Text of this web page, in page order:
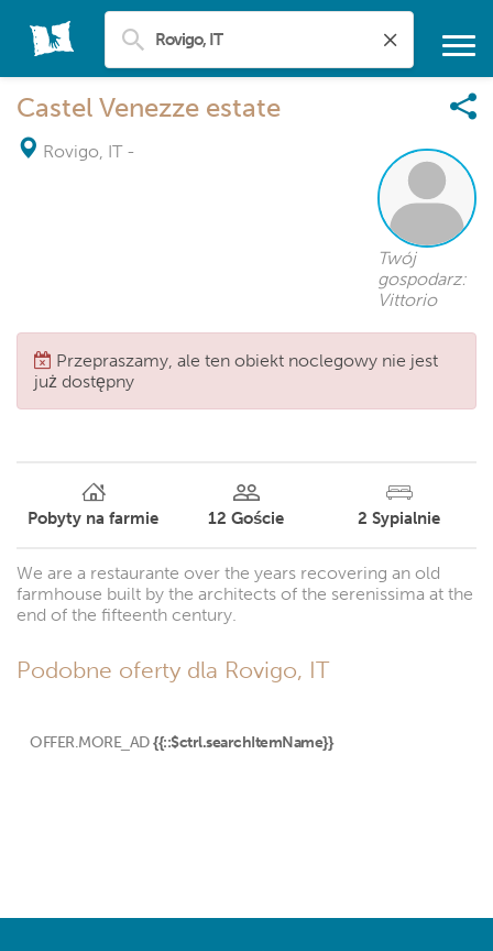
Castel Venezze estate
Rovigo, IT -
Twój
gospodarz:
Vittorio
Przepraszamy, ale ten obiekt noclegowy nie jest
już dostępny
Pobyty na farmie 12 Goście 2 Sypialnie
We are a restaurante over the years recovering an old
farmhouse built by the architects of the serenissima at the
end of the fifteenth century.
Podobne oferty dla Rovigo, IT
OFFER.MORE_AD {{::$ctrl.searchItemName}}